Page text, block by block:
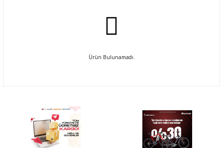
Ürün Bulunamadı.